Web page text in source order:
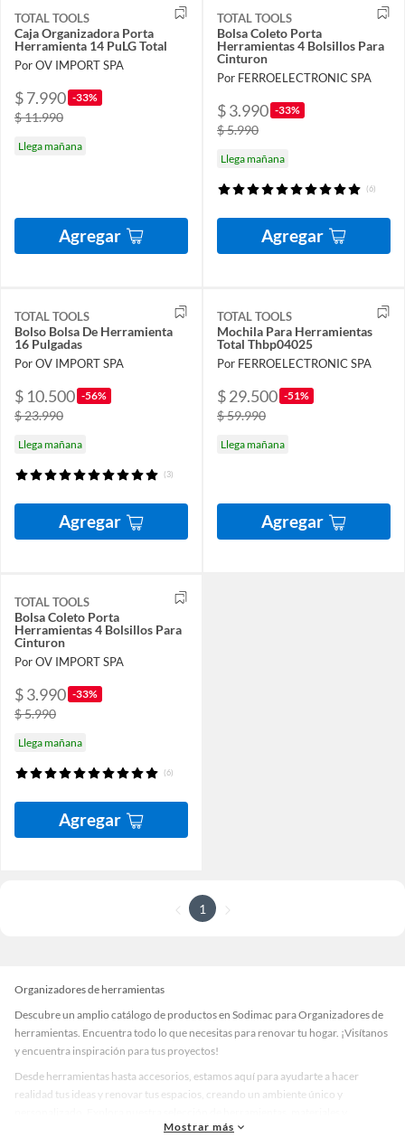
TOTAL TOOLS
Caja Organizadora Porta
Herramienta 14 PuLG Total
Por OV IMPORT SPA
$ 7.990 -33%
$ 11.990
Llega mañana
Agregar
TOTAL TOOLS
Bolsa Coleto Porta
Herramientas 4 Bolsillos Para
Cinturon
Por FERROELECTRONIC SPA
$ 3.990 -33%
$ 5.990
Llega mañana
(6)
Agregar
TOTAL TOOLS
Bolso Bolsa De Herramienta
16 Pulgadas
Por OV IMPORT SPA
$ 10.500 -56%
$ 23.990
Llega mañana
(3)
Agregar
TOTAL TOOLS
Mochila Para Herramientas
Total Thbp04025
Por FERROELECTRONIC SPA
$ 29.500 -51%
$ 59.990
Llega mañana
Agregar
TOTAL TOOLS
Bolsa Coleto Porta
Herramientas 4 Bolsillos Para
Cinturon
Por OV IMPORT SPA
$ 3.990 -33%
$ 5.990
Llega mañana
(6)
Agregar
1
Organizadores de herramientas
Descubre un amplio catálogo de productos en Sodimac para Organizadores de
herramientas. Encuentra todo lo que necesitas para renovar tu hogar. ¡Visítanos
y encuentra inspiración para tus proyectos!
Desde herramientas hasta accesorios, estamos aquí para ayudarte a hacer
realidad tus ideas y renovar tus espacios, creando un ambiente único y
accesorios de calidad que te ayudarán a crear un espacio más tú.
Mostrar más